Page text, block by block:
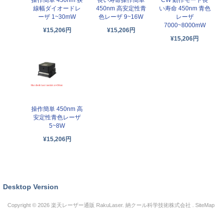
線幅ダイオードレ
ーザ 1~30mW
¥15,206円
450nm 高安定性青
色レーザ 9~16W
¥15,206円
い寿命 450nm 青色
レーザ
7000~8000mW
¥15,206円
操作簡単 450nm 高
安定性青色レーザ
5~8W
¥15,206円
Desktop Version
Copyright © 2026 楽天レーザー通販 RakuLaser. 納クール科学技術株式会社 . SiteMap